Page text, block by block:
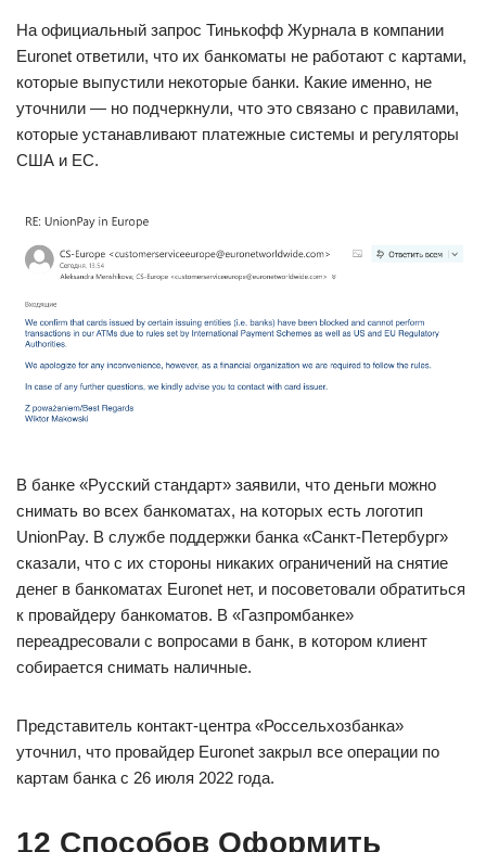
На официальный запрос Тинькофф Журнала в компании
Euronet ответили, что их банкоматы не работают с картами,
которые выпустили некоторые банки. Какие именно, не
уточнили — но подчеркнули, что это связано с правилами,
которые устанавливают платежные системы и регуляторы
США и ЕС.
В банке «Русский стандарт» заявили, что деньги можно
снимать во всех банкоматах, на которых есть логотип
UnionPay. В службе поддержки банка «Санкт-Петербург»
сказали, что с их стороны никаких ограничений на снятие
денег в банкоматах Euronet нет, и посоветовали обратиться
к провайдеру банкоматов. В «Газпромбанке»
переадресовали с вопросами в банк, в котором клиент
собирается снимать наличные.
Представитель контакт-центра «Россельхозбанка»
уточнил, что провайдер Euronet закрыл все операции по
картам банка с 26 июля 2022 года.
12 Способов Оформить